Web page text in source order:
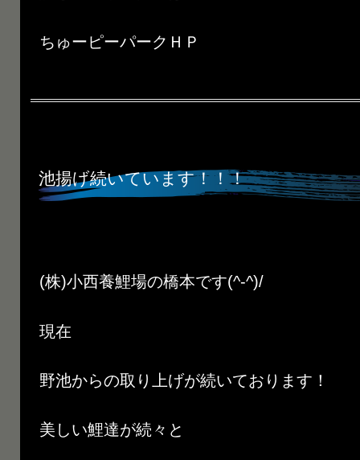
ちゅーピーパークＨＰ
池揚げ続いています！！！
(株)小西養鯉場の橋本です(^-^)/
現在
野池からの取り上げが続いております！
美しい鯉達が続々と